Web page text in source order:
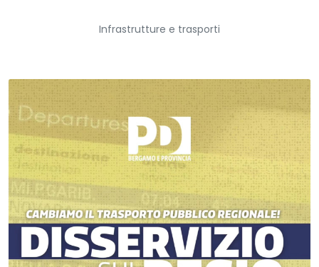
Infrastrutture e trasporti